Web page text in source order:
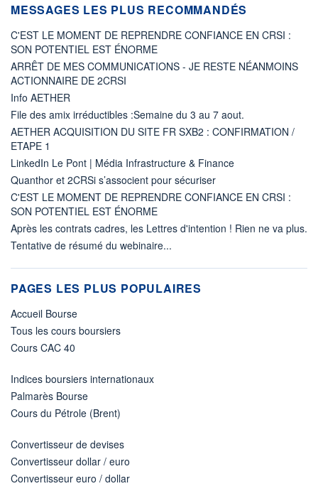
MESSAGES LES PLUS RECOMMANDÉS
C'EST LE MOMENT DE REPRENDRE CONFIANCE EN CRSI :
SON POTENTIEL EST ÉNORME
ARRÊT DE MES COMMUNICATIONS - JE RESTE NÉANMOINS
ACTIONNAIRE DE 2CRSI
Info AETHER
File des amix irréductibles :Semaine du 3 au 7 aout.
AETHER ACQUISITION DU SITE FR SXB2 : CONFIRMATION /
ETAPE 1
LinkedIn Le Pont | Média Infrastructure & Finance
Quanthor et 2CRSi s’associent pour sécuriser
C'EST LE MOMENT DE REPRENDRE CONFIANCE EN CRSI :
SON POTENTIEL EST ÉNORME
Après les contrats cadres, les Lettres d'intention ! Rien ne va plus.
Tentative de résumé du webinaire...
PAGES LES PLUS POPULAIRES
Accueil Bourse
Tous les cours boursiers
Cours CAC 40
Indices boursiers internationaux
Palmarès Bourse
Cours du Pétrole (Brent)
Convertisseur de devises
Convertisseur dollar / euro
Convertisseur euro / dollar